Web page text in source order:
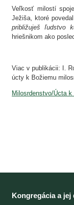
Veľkosť milostí
Ježiša, ktoré
približuješ ľudstvo
hriešnikom ako
Viac v publikácii: I.
úcty k Božiemu
Milosrdenstvo/Úcta
Kongregácia a jej